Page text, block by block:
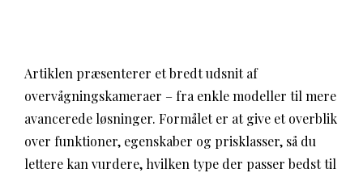
Artiklen præsenterer et bredt udsnit af
overvågningskameraer – fra enkle modeller til mere
avancerede løsninger. Formålet er at give et overblik
over funktioner, egenskaber og prisklasser, så du
lettere kan vurdere, hvilken type der passer bedst til